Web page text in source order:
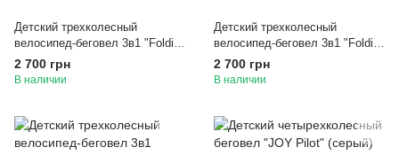
Детский трехколесный
велосипед-беговел 3в1 "Foldi"
El Camino (лавандовый)
2 700 грн
В наличии
Детский трехколесный
велосипед-беговел 3в1 "Foldi"
El Camino (графит)
2 700 грн
В наличии